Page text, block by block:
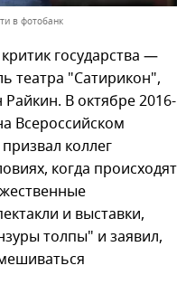
в фотобанк
государства —
театра "Сатирикон",
В октябре 2016-
Всероссийском
коллег
когда происходят
и выставки,
толпы" и заявил,